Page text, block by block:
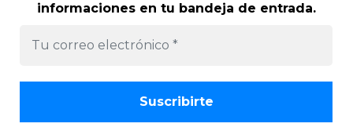
informaciones en tu bandeja de entrada.